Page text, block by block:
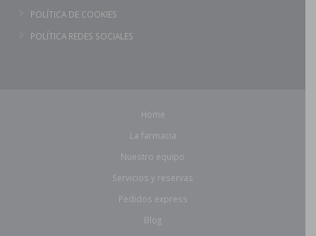
POLÍTICA DE COOKIES
POLÍTICA REDES SOCIALES
Home
La farmacia
Nuestro equipo
Servicios y reservas
Pedidos express
Blog